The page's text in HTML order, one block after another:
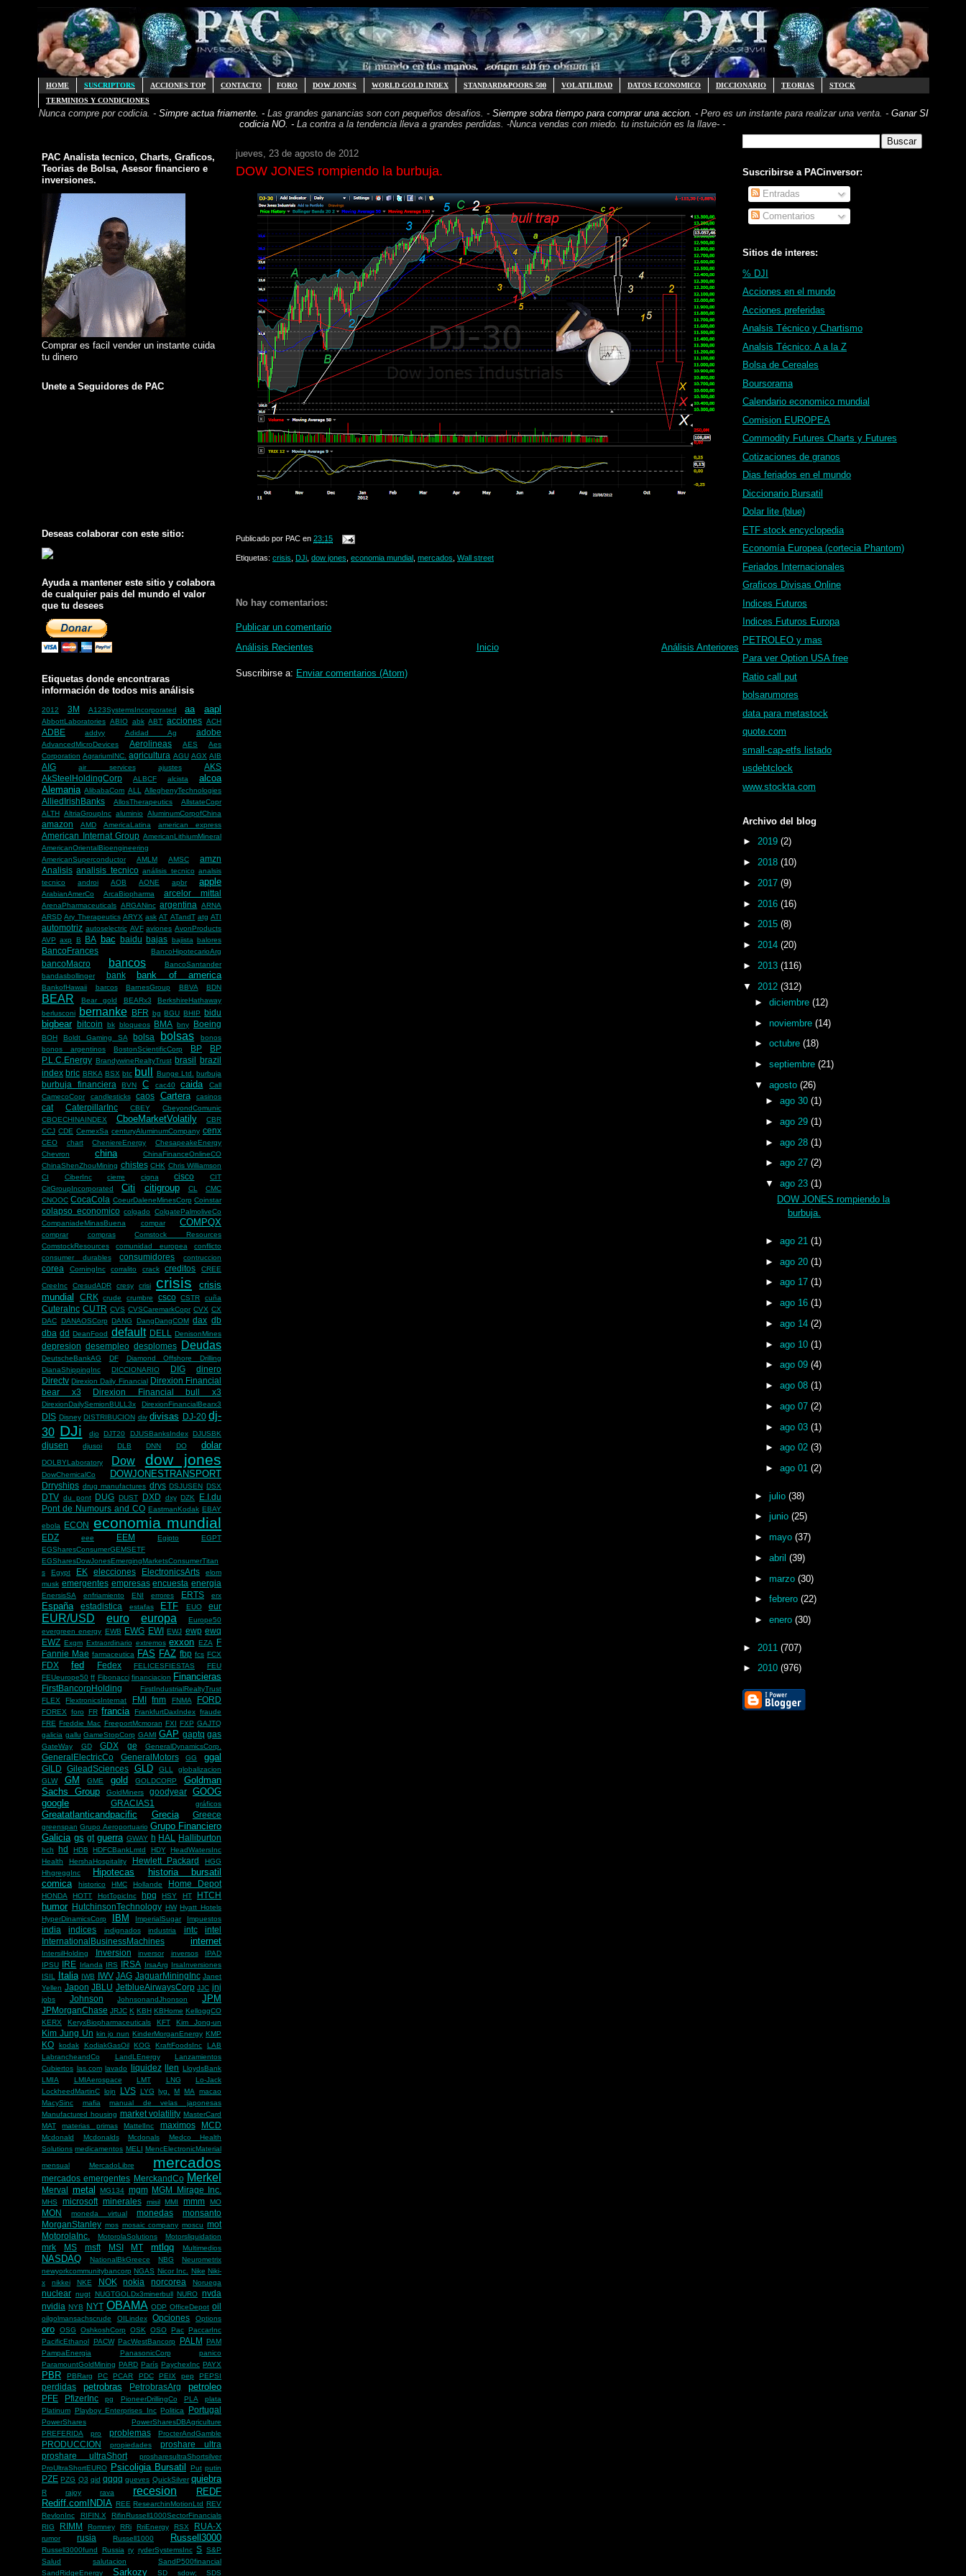
HOME SUSCRIPTORS ACCIONES TOP CONTACTO FORO DOW JONES WORLD GOLD INDEX STANDARD&POORS 500 VOLATILIDAD DATOS ECONOMICO DICCIONARIO TEORIAS
STOCK
TERMINIOS Y CONDICIONES
Nunca compre por codicia. - Simpre actua friamente. - Las grandes ganancias son con pequeños desafios. - Siempre sobra tiempo para comprar una accion. - Pero es un instante para realizar una venta. - Ganar SI
codicia NO. - La contra a la tendencia lleva a grandes perdidas. -Nunca vendas con miedo. tu instuición es la llave- -
PAC Analista tecnico, Charts, Graficos,
Teorias de Bolsa, Asesor financiero e
inversiones.
Comprar es facil vender un instante cuida
tu dinero
Unete a Seguidores de PAC
Deseas colaborar con este sitio:
Ayuda a mantener este sitio y colabora
de cualquier pais del mundo el valor
que tu desees
Etiquetas donde encontraras
información de todos mis análisis
2012 3M A123SystemsIncorporated aa aapl
AbbottLaboratories ABIO abk ABT acciones ACH
ADBE addyy Adidad Ag adobe
AdvancedMicroDevices Aerolineas AES
Aes
Corporation AgrariumINC. agricultura AGU AGX AIB
AIG air services ajustes
AKS
AkSteelHoldingCorp
ALBCF alcista
alcoa
Alemania AlibabaCom ALL AlleghenyTechnologies
AlliedIrishBanks AllosTherapeutics
AllstateCopr
ALTH
AltriaGroupInc aluminio AluminumCorpofChina
amazon AMD AmericaLatina american express
American Internat Group AmericanLithiumMineral
AmericanOrientalBioengineering
AmericanSuperconductor
AMLM AMSC
amzn
Analisis analisis tecnico análisis tecnico analsis
tecnico
androi AOB AONE apbr apple
ArabianAmerCo ArcaBiopharma arcelor mittal
ArenaPharmaceuticals ARGANinc argentina
ARNA
ARSD Ary Therapeutics ARYX ask AT ATandT atg ATI
automotriz autoselectric AVF aviones AvonProducts
AVP axp B BA bac baidu bajas bajista balores
BancoFrances BancoHipotecarioArg
bancoMacro bancos
BancoSantander
bandasbollinger
bank bank of america
BankofHawaii barcos BarnesGroup BBVA BDN
BEAR Bear gold BEARx3
BerkshireHathaway
berlusconi
bernanke BFR bg BGU BHIP bidu
bigbear bitcoin bk bloqueos BMA bny Boeing
BOH Boldt Gaming SA bolsa bolsas
bonos
bonos argentinos
BostonScientificCorp BP
BP
P.L.C.Energy BrandywineRealtyTrust brasil
brazil
index bric BRKA BSX btc bull Bunge Ltd. burbuja
burbuja financiera BVN C cac40 caida
Call
CamecoCopr
candlesticks caos Cartera casinos
cat CaterpillarInc CBEY
CbeyondComunic
CBOECHINAINDEX
CboeMarketVolatily
CBR
CCJ CDE CemexSa centuryAluminumCompany cenx
CEO chart CheniereEnergy
ChesapeakeEnergy
Chevron
china
ChinaFinanceOnlineCO
ChinaShenZhouMining chistes CHK Chris Williamson
CI
CiberInc cierre cigna cisco
CIT
CitGroupIncorporated
Citi citigroup CL
CMC
CNOOC CocaCola CoeurDaleneMinesCorp Coinstar
colapso economico colgado
ColgatePalmoliveCo
CompaniadeMinasBuena
compar COMPQX
comprar compras
Comstock Resources
ComstockResources
comunidad europea
conflicto
consumer durables
consumidores contruccion
corea CorningInc corralito crack creditos CREE
CreeInc CresudADR cresy crisi crisis
crisis
mundial
CRK crude crumbre csco CSTR cuña
CuteraInc CUTR CVS CVSCaremarkCopr CVX CX
DAC
DANAOSCorp DANG DangDangCOM dax db
dba dd DeanFood default DELL DenisonMines
depresion desempleo desplomes Deudas
DeutscheBankAG DF
Diamond Offshore Drilling
DianaShippingInc
DICCIONARIO DIG
dinero
Directv Direxion Daily Financial
Direxion Financial
bear x3
Direxion Financial bull x3
DirexionDailySemionBULL3x DirexionFinancialBearx3
DIS Disney DISTRIBUCION div divisas DJ-20 dj-
30 DJi djo DJT20 DJUSBanksIndex DJUSBK
djusen djusoi DLB DNN DO dolar
DOLBYLaboratory Dow dow jones
DowChemicalCo DOWJONESTRANSPORT
Drryships drug manufactures drys DSJUSEN DSX
DTV du pont DUG DUST DXD dxy DZK
E.I.du
Pont de Numours and CO EastmanKodak EBAY
ebola ECON economia mundial
EDZ eee EEM Egipto
EGPT
EGSharesConsumerGEMSETF
EGSharesDowJonesEmergingMarketsConsumerTitan
s
Egypt EK elecciones ElectronicsArts
elom
musk emergentes empresas encuesta energia
EnersisSA enfriamiento ENI errores ERTS erx
España estadistica estafas ETF EUO eur
EUR/USD euro europa
Europe50
evergreen energy EWB EWG EWI EWJ ewp ewq
EWZ Exgm Extraordinario extremos exxon EZA
F
Fannie Mae farmaceutica FAS FAZ fbp fcs FCX
FDX fed Fedex FELICESFIESTAS
FEU
FEUeurope50 ff Fibonacci financiacion Financieras
FirstBancorpHolding
FirstIndustrialRealtyTrust
FLEX
FlextronicsInternat FMI fnm FNMA FORD
FOREX foro FR francia FrankfurtDaxIndex fraude
FRE Freddie Mac FreeportMcmoran FXI FXP GAJTQ
galicia gallu GameStopCorp GAMI GAP gaptq gas
GateWay GD GDX ge GeneralDynamicsCorp.
GeneralElectricCo GeneralMotors GG ggal
GILD GileadSciences GLD GLL
globalizacion
GLW
GM GME gold GOLDCORP
Goldman
Sachs Group
GoldMiners goodyear
GOOG
google
GRACIAS1 gráficos
Greatatlanticandpacific Grecia Greece
greenspan Grupo Aeroportuario Grupo Financiero
Galicia gs gt guerra GWAY h HAL Halliburton
hch hd HDB HDFCBankLmtd HDY
HeadWatersInc
Health
HershaHospitality Hewlett Packard
HGG
HhgreggInc
Hipotecas
historia bursatil
comica
historico HMC Hollande Home Depot
HONDA HOTT HotTopicInc hpq HSY HT HTCH
humor HutchinsonTechnology HW Hyatt Hotels
HyperDinamicsCorp
IBM ImperialSugar Impuestos
india indices indignados industria intc
intel
InternationalBusinessMachines
internet
IntersilHolding Inversion inversor inversos
IPAD
IPSU
IRE Irlanda IRS IRSA IrsaArg
IrsaInversiones
ISIL
Italia IWB IWV JAG JaguarMiningInc Janet
Yellen Japon JBLU JetblueAirwaysCorp JJC jnj
jobs Johnson JohnsonandJhonson JPM
JPMorganChase JRJC K KBH KBHome KelloggCO
KERX
KeryxBiopharmaceuticals KFT Kim Jong-un
Kim Jung Un kin jo nun KinderMorganEnergy KMP
KO kodak KodiakGasOil KOG KraftFoodsInc
LAB
LabrancheandCo
LandLEnergy
Lanzamientos
Cubiertos
las.com lavado liquidez llen
LloydsBank
LMIA
LMIAerospace LMT LNG
Lo-Jack
LockheedMartinC
lojn LVS LYG lyg. M MA macao
MacySinc
mafia
manual de velas japonesas
Manufactured housing market volatility MasterCard
MAT
materias primas MattelInc maximos MCD
Mcdonald Mcdonalds Mcdonals
Medco Health
Solutions medicamentos MELI MencElectronicMaterial
mensual MercadoLibre mercados
mercados emergentes MerckandCo Merkel
Merval metal MG134 mgm MGM Mirage Inc.
MHS microsoft minerales misil MMI mmm MO
MON moneda virtual monedas
monsanto
MorganStanley mos mosaic company moscu mot
MotorolaInc.
MotorolaSolutions Motorsliquidation
mrk MS msft MSI MT mtlqq Multimedios
NASDAQ NationalBkGreece NBG
Neurometrix
newyorkcommunitybancorp NGAS Nicor Inc. Nike Niki-
x
nikkei NKE NOK nokia norcorea Noruega
nuclear nugt NUGTGOLDx3minerbull NURO nvda
nvidia NYB NYT OBAMA ODP OfficeDepot oil
oilgolmansachscrude OILindex Opciones Options
oro OSG OshkoshCorp OSK OSO Pac
PaccarInc
PacificEthanol
PACW PacWestBancorp PALM
PAM
PampaEnergia
PanasonicCorp
panico
ParamountGoldMining PARD París PaychexInc PAYX
PBR PBRarg PC PCAR PDC PEIX pep PEPSI
perdidas petrobras PetrobrasArg petroleo
PFE PfizerInc pg PioneerDrillingCo PLA
plata
Platinum
Playboy Enterprises Inc Politica Portugal
PowerShares
PowerSharesDBAgriculture
PREFERIDA
pro problemas ProcterAndGamble
PRODUCCION propiedades
proshare ultra
proshare ultraShort
prosharesultraShortsilver
ProUltraShortEURO
Psicoligia Bursatil Put putin
PZE PZG Q3 qid qqqq queves QuickSilver quiebra
R rajoy rava recesion
REDF
Rediff.comINDIA REE ResearchinMotionLtd
REV
RevlonInc
RIFIN.X
RifinRussell1000SectorFinancials
RIG
RIMM Romney RRi RriEnergy RSX RUA-X
rumor rusia Russell1000 Russell3000
Russell3000fund Russia ry ryderSystemsInc S S&P
Salud
salutacion
SandP500financial
SandRidgeEnergy
Sarkozy SD sdow; SDS
jueves, 23 de agosto de 2012
DOW JONES rompiendo la burbuja.
Publicado por PAC en 23:15
Etiquetas: crisis DJi dow jones economia mundial mercados Wall street
No hay comentarios:
Publicar un comentario
Análisis Recientes
Análisis Anteriores
Inicio
Suscribirse a: Enviar comentarios (Atom)
Suscribirse a PACinversor:
Entradas
Comentarios
Sitios de interes:
% DJI
Acciones en el mundo
Acciones preferidas
Analsis Técnico y Chartismo
Analsis Técnico: A a la Z
Bolsa de Cereales
Boursorama
Calendario economico mundial
Comision EUROPEA
Commodity Futures Charts y Futures
Cotizaciones de granos
Dias feriados en el mundo
Diccionario Bursatil
Dolar lite (blue)
ETF stock encyclopedia
Economía Europea (cortecia Phantom)
Feriados Internacionales
Graficos Divisas Online
Indices Futuros
Indices Futuros Europa
PETROLEO y mas
Para ver Option USA free
Ratio call put
bolsarumores
data para metastock
quote.com
small-cap-etfs listado
usdebtclock
www.stockta.com
Archivo del blog
► 2019 (2)
► 2018 (10)
► 2017 (9)
► 2016 (16)
► 2015 (8)
► 2014 (20)
► 2013 (116)
▼ 2012 (312)
► diciembre (12)
► noviembre (14)
► octubre (18)
► septiembre (21)
▼ agosto (26)
►ago 30(1)
►ago 29(1)
►ago 28(1)
►ago 27(2)
▼ago 23(1)
DOW JONES rompiendo la
burbuja.
►ago 21(1)
►ago 20(1)
►ago 17(1)
►ago 16(1)
►ago 14(2)
►ago 10(1)
►ago 09(4)
►ago 08(1)
►ago 07(2)
►ago 03(1)
►ago 02(3)
►ago 01(2)
► julio (38)
► junio (25)
► mayo (37)
► abril (39)
► marzo (30)
► febrero (22)
► enero (30)
► 2011 (707)
► 2010 (976)